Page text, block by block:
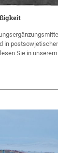
in
Sie in